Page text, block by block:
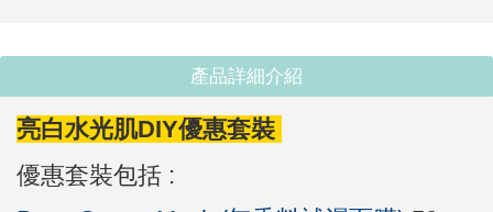
產品詳細介紹
亮白水光肌DIY優惠套裝
優惠套裝包括 :